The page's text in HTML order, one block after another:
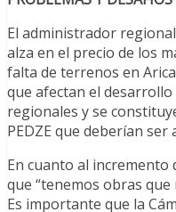
El administrador
alza en el precio de los
falta de terrenos en
que afectan el
regionales y se
PEDZE que deberían
En cuanto al incremento
que “tenemos obras
Es importante que la